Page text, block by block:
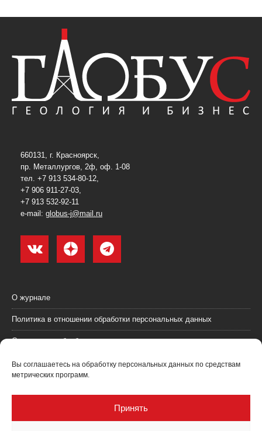
Вы соглашаетесь на обработку персональных данных по средствам
метрических программ.
Принять
660131, г. Красноярск,
пр. Металлургов, 2ф, оф. 1-08
тел. +7 913 534-80-12,
+7 906 911-27-03,
+7 913 532-92-11
e-mail: globus-j@mail.ru
О журнале
Политика в отношении обработки персональных данных
Согласие на обработку персональных данных
Пользовательское соглашение (оферта)